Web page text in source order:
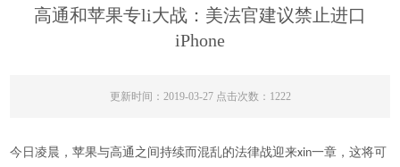
高通和苹果专li大战：美法官建议禁止进口
iPhone
更新时间：2019-03-27 点击次数：1222
今日凌晨，苹果与高通之间持续而混乱的法律战迎来xin一章，这将可